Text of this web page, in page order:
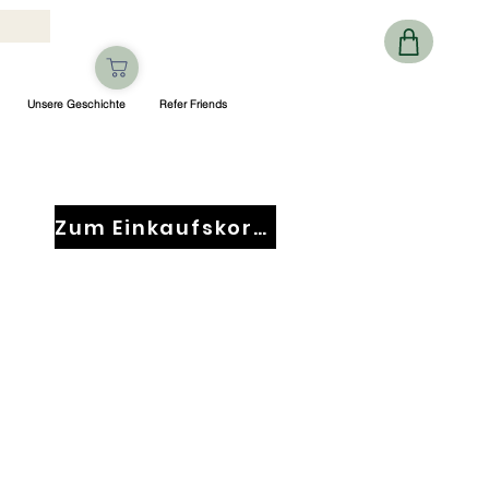
Unsere Geschichte Refer Friends
Zum Einkaufskorb gehen